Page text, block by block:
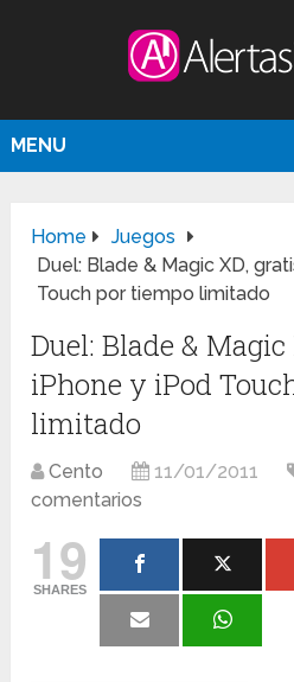
MENU
Home
Juegos
Duel: Blade & Magic XD,
Touch por tiempo limitado
Duel: Blade &
iPhone y iPod
limitado
Cento 11/01/2011
comentarios
19
SHARES